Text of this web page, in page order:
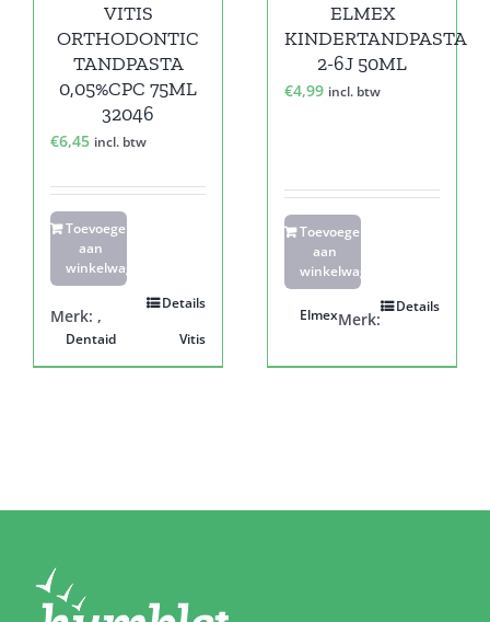
VITIS
ORTHODONTIC
TANDPASTA
0,05%CPC 75ML
32046
€6,45 incl. btw
Toevoegen
aan
winkelwagen
Details
Merk:
Dentaid
,
Vitis
ELMEX
KINDERTANDPASTA
2-6J 50ML
€4,99 incl. btw
Toevoegen
aan
winkelwagen
Details
Merk:
Elmex